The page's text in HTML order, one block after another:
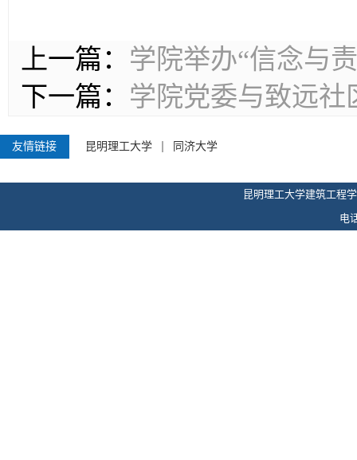
上一篇： 学院举办“信念与
下一篇： 学院党委与致远
友情链接 昆明理工大学 同济大学
昆明理工大学建筑工程
电